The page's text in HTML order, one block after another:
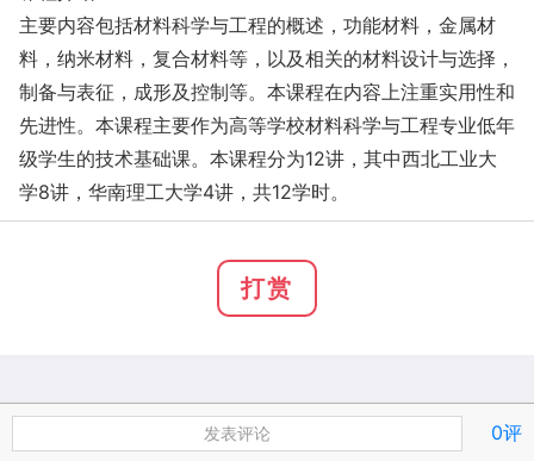
主要内容包括材料科学与工程的概述，功能材料，金属材
料，纳米材料，复合材料等，以及相关的材料设计与选择，
制备与表征，成形及控制等。本课程在内容上注重实用性和
先进性。本课程主要作为高等学校材料科学与工程专业低年
级学生的技术基础课。本课程分为12讲，其中西北工业大
学8讲，华南理工大学4讲，共12学时。
打赏
发表评论 0评